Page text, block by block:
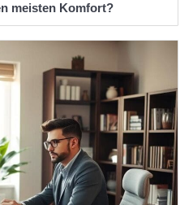
meisten Komfort?